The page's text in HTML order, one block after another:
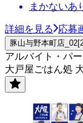
まかないあ
詳細を見る 応募
豚山与野本町店
アルバイト・パー
大戸屋ごはん処